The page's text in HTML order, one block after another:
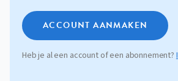
ACCOUNT AANMAKEN
Heb je al een account of een abonnement?